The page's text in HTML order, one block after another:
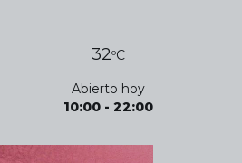
32ºC
Abierto hoy
10:00 - 22:00